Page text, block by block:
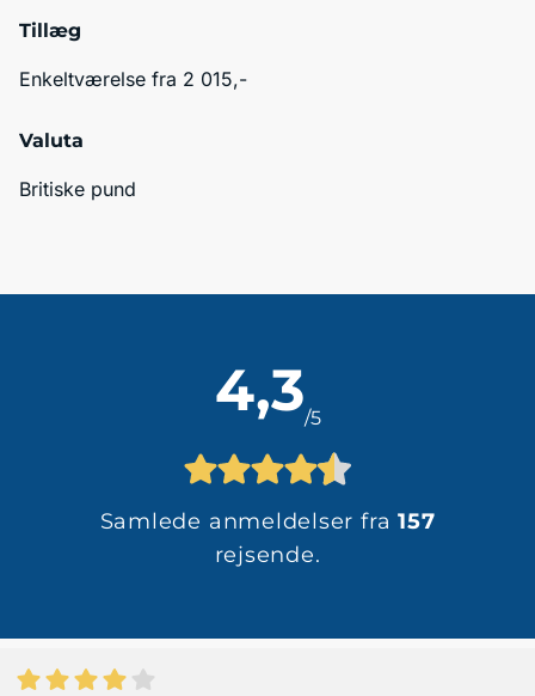
Tillæg
Enkeltværelse fra 2 015,-
Valuta
Britiske pund
4,3/5
Samlede anmeldelser fra157
rejsende.